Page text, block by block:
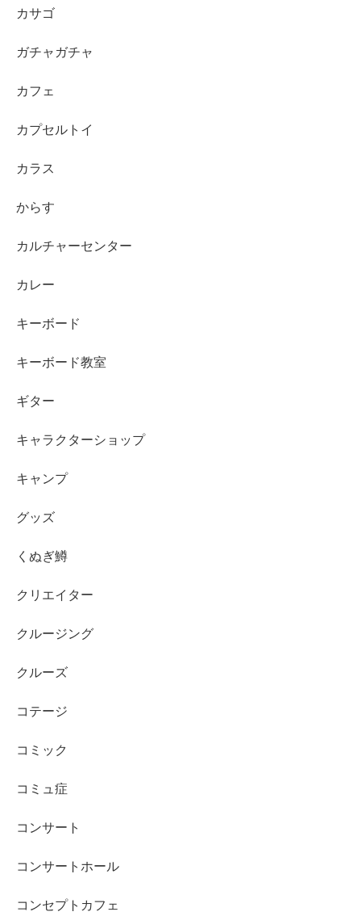
カサゴ
ガチャガチャ
カフェ
カプセルトイ
カラス
からす
カルチャーセンター
カレー
キーボード
キーボード教室
ギター
キャラクターショップ
キャンプ
グッズ
くぬぎ鱒
クリエイター
クルージング
クルーズ
コテージ
コミック
コミュ症
コンサート
コンサートホール
コンセプトカフェ